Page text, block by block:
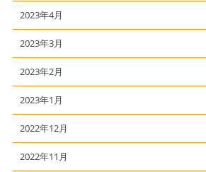
2023年4月
2023年3月
2023年2月
2023年1月
2022年12月
2022年11月